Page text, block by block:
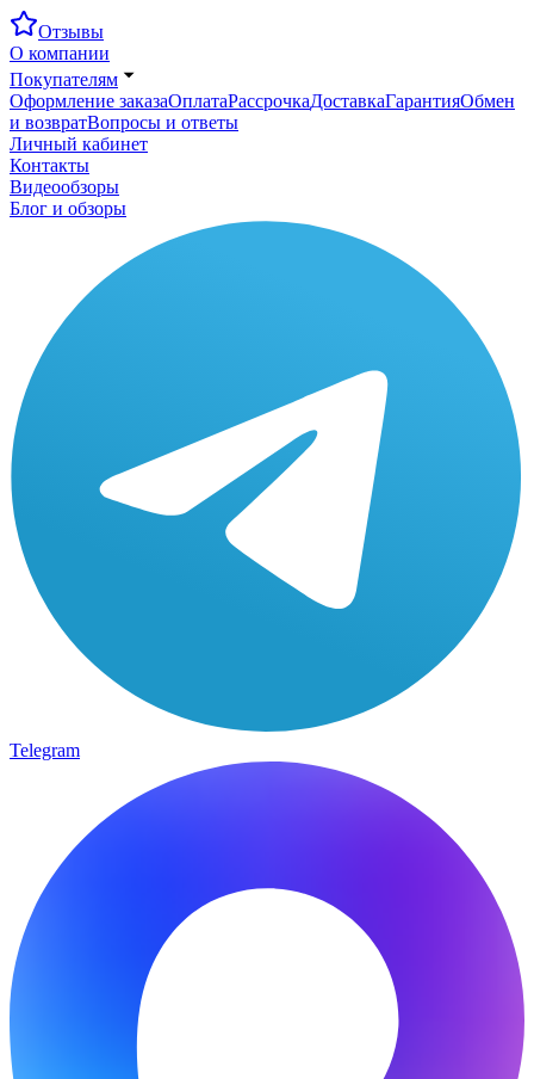
Отзывы
О компании
Покупателям
Оформление заказаОплатаРассрочкаДоставкаГарантияОбмен
и возвратВопросы и ответы
Личный кабинет
Контакты
Видеообзоры
Блог и обзоры
Telegram